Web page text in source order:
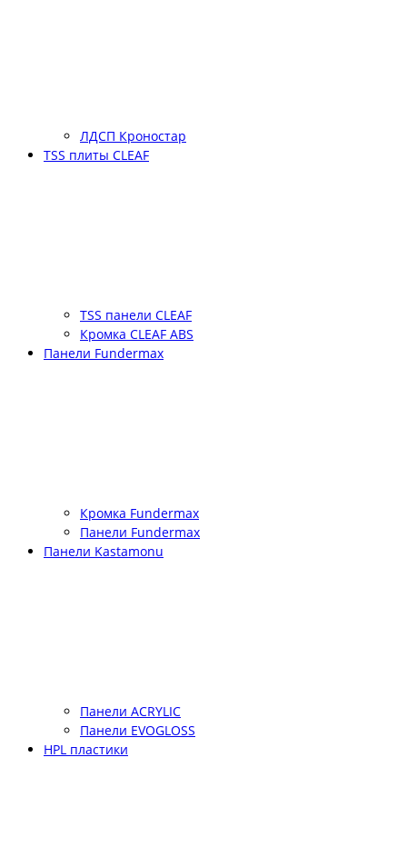
ЛДСП Кроностар
TSS плиты CLEAF
TSS панели CLEAF
Кромка CLEAF ABS
Панели Fundermax
Кромка Fundermax
Панели Fundermax
Панели Kastamonu
Панели ACRYLIC
Панели EVOGLOSS
HPL пластики